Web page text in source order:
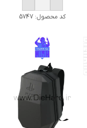
کد محصول: 5747